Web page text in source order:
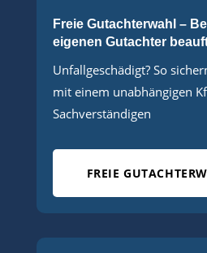
Freie Gutachterwahl –
eigenen Gutachter
Unfallgeschädigt? So
mit einem unabhängigen
Sachverständigen
FREIE